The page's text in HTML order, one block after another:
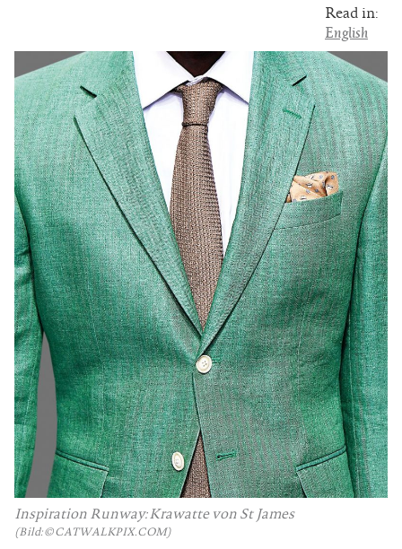
Read in:
English
Inspiration Runway: Krawatte von St James
(Bild: © CATWALKPIX.COM)